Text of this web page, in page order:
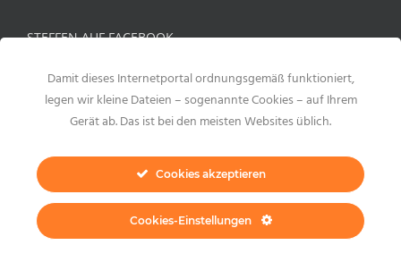
STEFFEN AUF FACEBOOK
Damit dieses Internetportal ordnungsgemäß funktioniert,
legen wir kleine Dateien – sogenannte Cookies – auf Ihrem
Gerät ab. Das ist bei den meisten Websites üblich.
Cookies akzeptieren
Cookies-Einstellungen